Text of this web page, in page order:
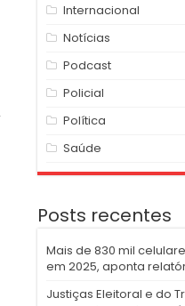
Internacional
Notícias
Podcast
Policial
Política
Saúde
Posts recentes
Mais de 830 mil
em 2025, aponta
Justiças Eleitoral e do